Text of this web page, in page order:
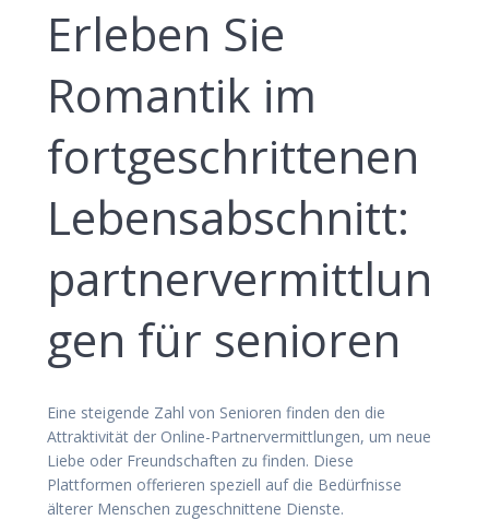
Erleben Sie
Romantik im
fortgeschrittenen
Lebensabschnitt:
partnervermittlun
gen für senioren
Eine steigende Zahl von Senioren finden den die
Attraktivität der Online-Partnervermittlungen, um neue
Liebe oder Freundschaften zu finden. Diese
Plattformen offerieren speziell auf die Bedürfnisse
älterer Menschen zugeschnittene Dienste.